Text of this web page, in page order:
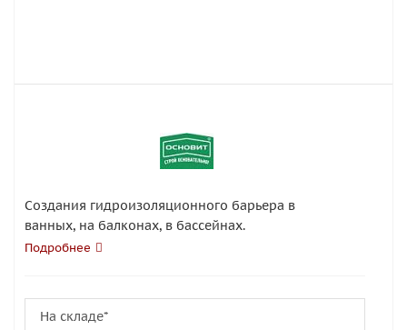
Создания гидроизоляционного барьера в
ванныx, на балконах, в бассейнах.
Подробнее
На складе*